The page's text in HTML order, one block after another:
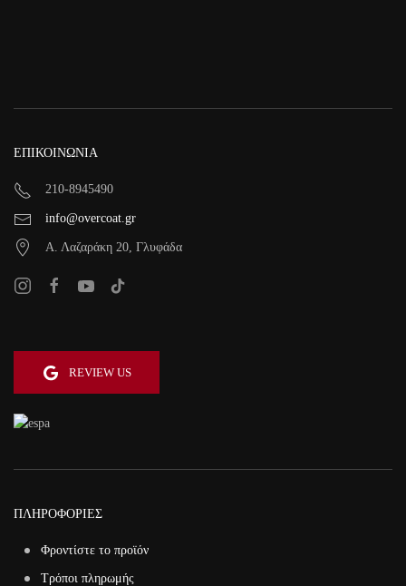
ΕΠΙΚΟΙΝΩΝΙΑ
210-8945490
info@overcoat.gr
Α. Λαζαράκη 20, Γλυφάδα
REVIEW US
ΠΛΗΡΟΦΟΡΙΕΣ
Φροντίστε το προϊόν
Τρόποι πληρωμής